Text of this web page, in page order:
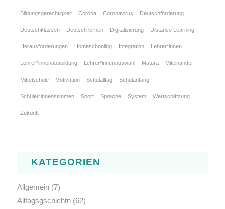
Bildungsgerechtigkeit Corona Coronavirus Deutschförderung
Deutschklassen Deutsch lernen Digitalisierung Distance Learning
Herausforderungen Homeschooling Integration Lehrer*innen
Lehrer*innenausbildung Lehrer*innenauswahl Matura Miteinander
Mittelschule Motivation Schulalltag Schulanfang
Schüler*innenstimmen Sport Sprache System Wertschätzung
Zukunft
KATEGORIEN
Allgemein(7)
Alltagsgschichtn(62)